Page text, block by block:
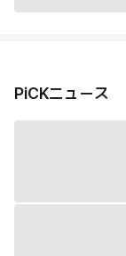
PiCKニュース